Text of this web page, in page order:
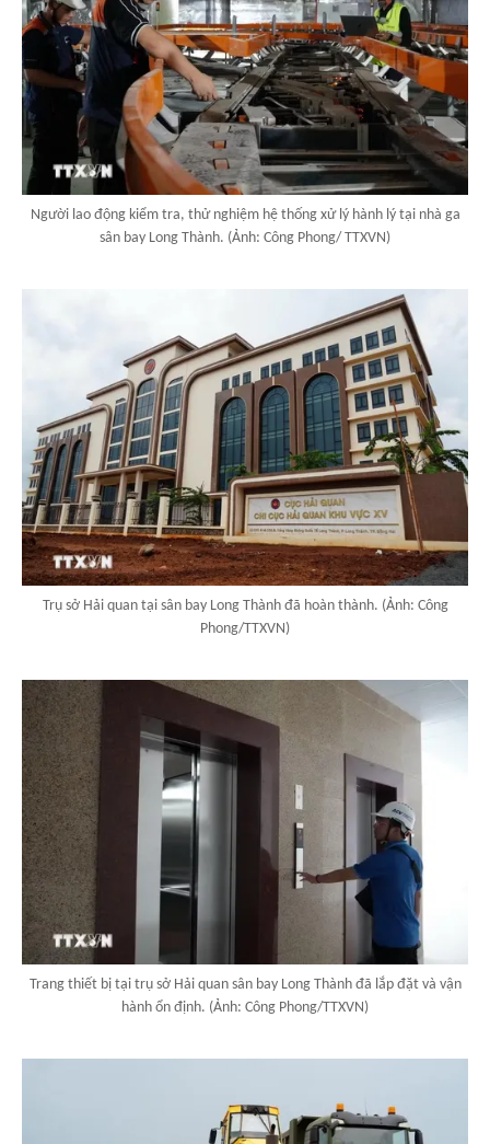
Người lao động kiểm tra, thử nghiệm hệ thống xử lý hành lý tại nhà ga
sân bay Long Thành. (Ảnh: Công Phong/ TTXVN)
Trụ sở Hải quan tại sân bay Long Thành đã hoàn thành. (Ảnh: Công
Phong/TTXVN)
Trang thiết bị tại trụ sở Hải quan sân bay Long Thành đã lắp đặt và vận
hành ổn định. (Ảnh: Công Phong/TTXVN)